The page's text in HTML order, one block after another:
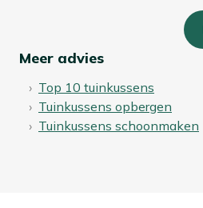
Meer advies
Top 10 tuinkussens
Tuinkussens opbergen
Tuinkussens schoonmaken